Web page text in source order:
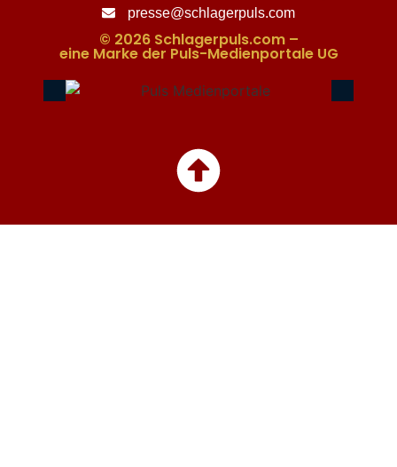
presse@schlagerpuls.com
© 2026 Schlagerpuls.com –
eine Marke der Puls-Medienportale UG​